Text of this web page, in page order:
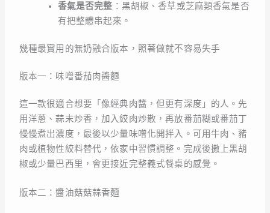
香氣是否完整 ：黑胡椒、香草或芝麻類香氣是否
有把整體串起來。
幾種最實用的無奶融合版本，照著做就不容易失手
版本一：味噌番茄肉醬麵
這一款很適合想要「像經典肉醬，但更有深度」的人。先
用洋蔥、蒜末炒香，加入絞肉炒散，再放番茄糊或番茄丁
慢慢煮出濃度，最後以少量味噌化開拌入。可用牛肉、豬
肉或植物性絞料替代，依家中習慣調整。完成後撒上黑胡
椒或少量巴西里，會更接近完整義式餐桌的感覺。
版本二：醬油菇菇蒜香麵